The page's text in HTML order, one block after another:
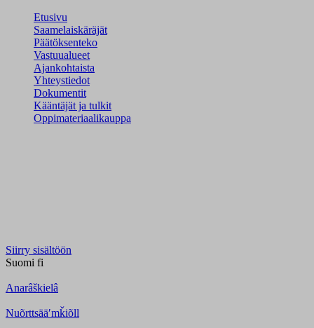
Etusivu
Saamelaiskäräjät
Päätöksenteko
Vastuualueet
Ajankohtaista
Yhteystiedot
Dokumentit
Kääntäjät ja tulkit
Oppimateriaalikauppa
Siirry sisältöön
Suomi fi
Anarâškielâ
Nuõrttsääʹmǩiõll